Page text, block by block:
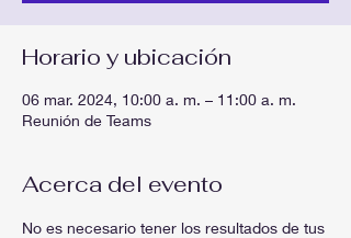
Horario y ubicación
06 mar. 2024, 10:00 a. m. – 11:00 a. m.
Reunión de Teams
Acerca del evento
No es necesario tener los resultados de tus